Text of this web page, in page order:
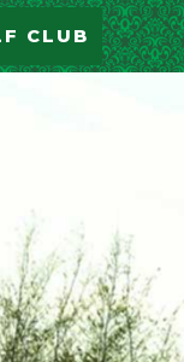
CLUB